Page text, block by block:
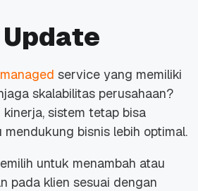
managed service yang memiliki
skalabilitas perusahaan?
sistem tetap bisa
bisnis lebih optimal.
untuk menambah atau
pada klien sesuai dengan